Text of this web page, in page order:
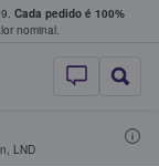
Cada pedido é 100%
nominal.
– onde
, LND